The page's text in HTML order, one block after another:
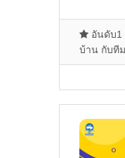
อันดับ1
บ้าน กับที